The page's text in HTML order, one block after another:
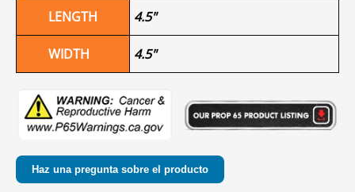
LENGTH 4.5"
WIDTH 4.5"
Haz una pregunta sobre el producto